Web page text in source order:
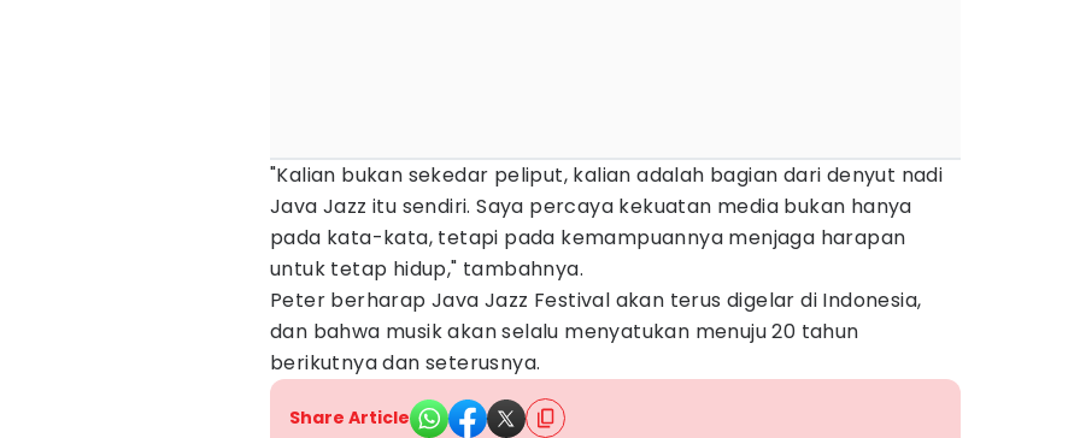
"Kalian bukan sekedar peliput, kalian adalah bagian dari denyut nadi
Java Jazz itu sendiri. Saya percaya kekuatan media bukan hanya
pada kata-kata, tetapi pada kemampuannya menjaga harapan
untuk tetap hidup," tambahnya.
Peter berharap Java Jazz Festival akan terus digelar di Indonesia,
dan bahwa musik akan selalu menyatukan menuju 20 tahun
berikutnya dan seterusnya.
Share Article